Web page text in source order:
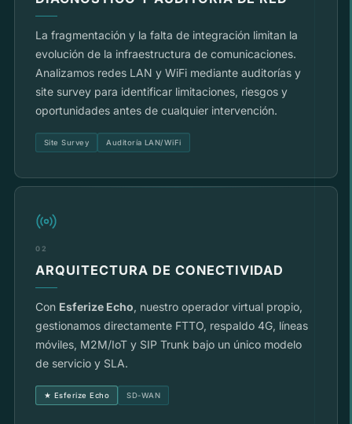
La fragmentación y la falta de integración limitan la
evolución de la infraestructura de comunicaciones.
Analizamos redes LAN y WiFi mediante auditorías y
site survey para identificar limitaciones, riesgos y
oportunidades antes de cualquier intervención.
Site Survey Auditoría LAN/WiFi
02
ARQUITECTURA DE CONECTIVIDAD
Con Esferize Echo, nuestro operador virtual propio,
gestionamos directamente FTTO, respaldo 4G, líneas
móviles, M2M/IoT y SIP Trunk bajo un único modelo
de servicio y SLA.
★ Esferize Echo SD-WAN